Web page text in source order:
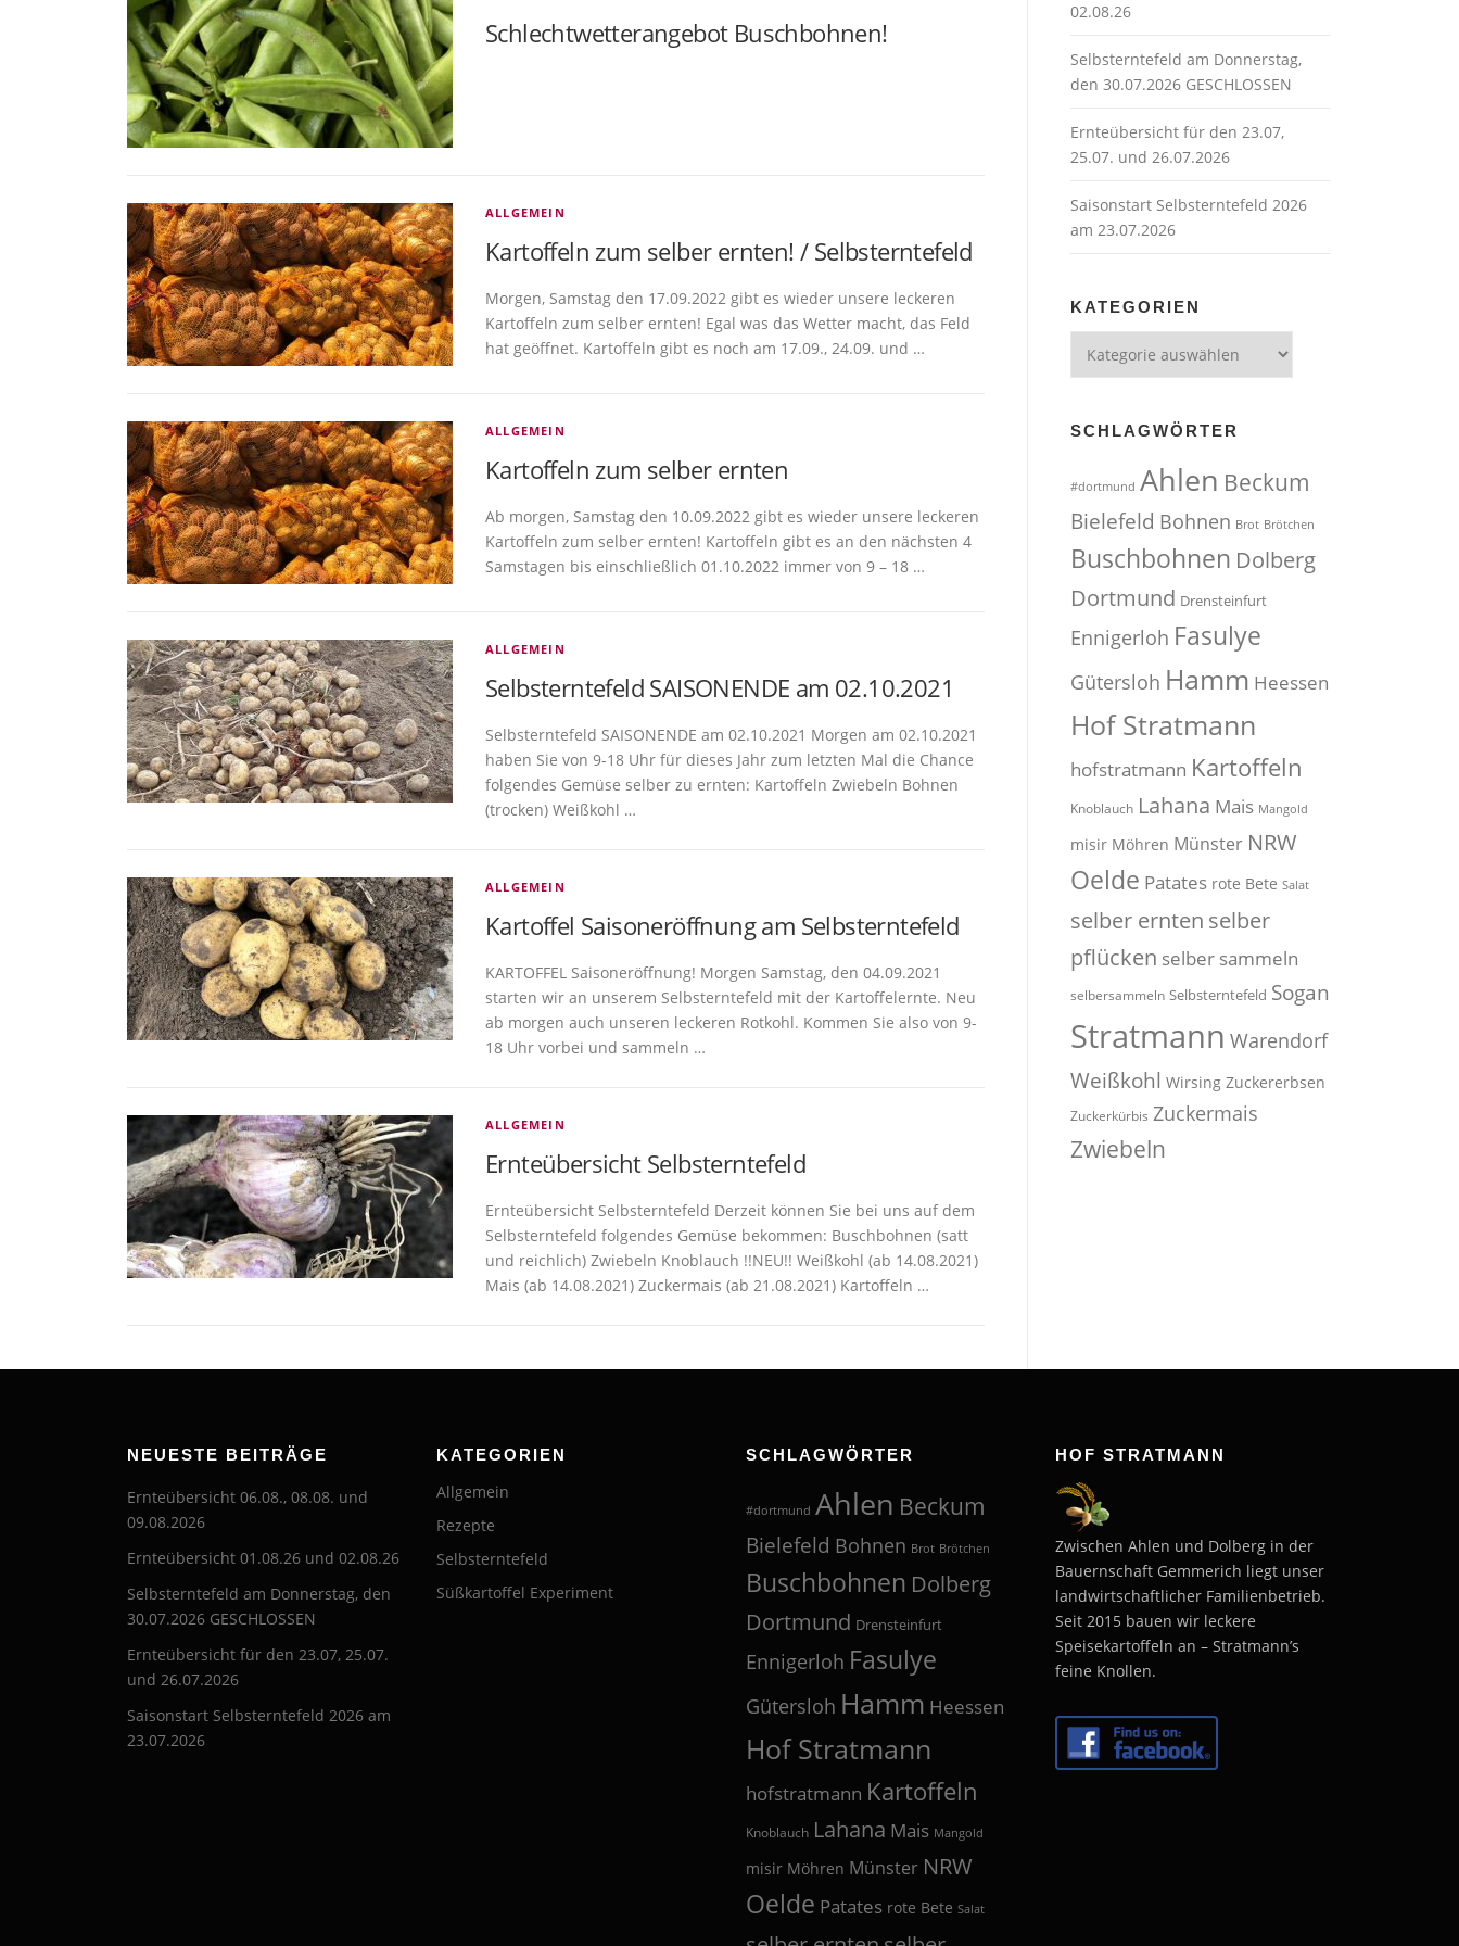
Schlechtwetterangebot Buschbohnen!
ALLGEMEIN
Kartoffeln zum selber ernten! / Selbsterntefeld
Morgen, Samstag den 17.09.2022 gibt es wieder unsere leckeren
Kartoffeln zum selber ernten! Egal was das Wetter macht, das Feld
hat geöffnet. Kartoffeln gibt es noch am 17.09., 24.09. und …
ALLGEMEIN
Kartoffeln zum selber ernten
Ab morgen, Samstag den 10.09.2022 gibt es wieder unsere leckeren
Kartoffeln zum selber ernten! Kartoffeln gibt es an den nächsten 4
Samstagen bis einschließlich 01.10.2022 immer von 9 – 18 …
ALLGEMEIN
Selbsterntefeld SAISONENDE am 02.10.2021
Selbsterntefeld SAISONENDE am 02.10.2021 Morgen am 02.10.2021
haben Sie von 9-18 Uhr für dieses Jahr zum letzten Mal die Chance
folgendes Gemüse selber zu ernten: Kartoffeln Zwiebeln Bohnen
(trocken) Weißkohl …
ALLGEMEIN
Kartoffel Saisoneröffnung am Selbsterntefeld
KARTOFFEL Saisoneröffnung! Morgen Samstag, den 04.09.2021
starten wir an unserem Selbsterntefeld mit der Kartoffelernte. Neu
ab morgen auch unseren leckeren Rotkohl. Kommen Sie also von 9-
18 Uhr vorbei und sammeln …
ALLGEMEIN
Ernteübersicht Selbsterntefeld
Ernteübersicht Selbsterntefeld Derzeit können Sie bei uns auf dem
Selbsterntefeld folgendes Gemüse bekommen: Buschbohnen (satt
und reichlich) Zwiebeln Knoblauch !!NEU!! Weißkohl (ab 14.08.2021)
Mais (ab 14.08.2021) Zuckermais (ab 21.08.2021) Kartoffeln …
02.08.26
Selbsterntefeld am Donnerstag,
den 30.07.2026 GESCHLOSSEN
Ernteübersicht für den 23.07,
25.07. und 26.07.2026
Saisonstart Selbsterntefeld 2026
am 23.07.2026
KATEGORIEN
SCHLAGWÖRTER
#dortmund Ahlen Beckum
Bielefeld Bohnen Brot Brötchen
Buschbohnen Dolberg
Dortmund Drensteinfurt
Ennigerloh Fasulye
Gütersloh Hamm Heessen
Hof Stratmann
hofstratmann Kartoffeln
Knoblauch Lahana Mais Mangold
misir Möhren Münster NRW
Oelde Patates rote Bete Salat
selber ernten selber
pflücken selber sammeln
selbersammeln Selbsterntefeld Sogan
Stratmann Warendorf
Weißkohl Wirsing Zuckererbsen
Zuckerkürbis Zuckermais
Zwiebeln
NEUESTE BEITRÄGE
Ernteübersicht 06.08., 08.08. und
09.08.2026
Ernteübersicht 01.08.26 und 02.08.26
Selbsterntefeld am Donnerstag, den
30.07.2026 GESCHLOSSEN
Ernteübersicht für den 23.07, 25.07.
und 26.07.2026
Saisonstart Selbsterntefeld 2026 am
23.07.2026
KATEGORIEN
Allgemein
Rezepte
Selbsterntefeld
Süßkartoffel Experiment
SCHLAGWÖRTER
#dortmund Ahlen Beckum
Bielefeld Bohnen Brot Brötchen
Buschbohnen Dolberg
Dortmund Drensteinfurt
Ennigerloh Fasulye
Gütersloh Hamm Heessen
Hof Stratmann
hofstratmann Kartoffeln
Knoblauch Lahana Mais Mangold
misir Möhren Münster NRW
Oelde Patates rote Bete Salat
HOF STRATMANN
Zwischen Ahlen und Dolberg in der
Bauernschaft Gemmerich liegt unser
landwirtschaftlicher Familienbetrieb.
Seit 2015 bauen wir leckere
Speisekartoffeln an – Stratmann’s
feine Knollen.